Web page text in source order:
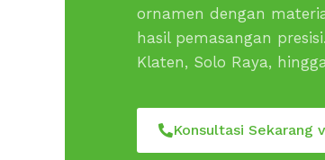
ornamen dengan
hasil pemasangan
Klaten, Solo Raya,
Konsultasi Sekarang